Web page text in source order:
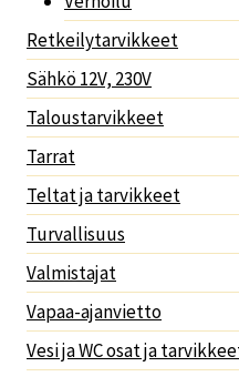
Retkeilytarvikkeet
Sähkö 12V, 230V
Taloustarvikkeet
Tarrat
Teltat ja tarvikkeet
Turvallisuus
Valmistajat
Vapaa-ajanvietto
Vesi ja WC osat ja